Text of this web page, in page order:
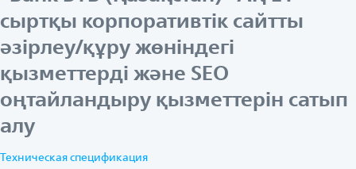
сыртқы корпоративтік сайтты
әзірлеу/құру жөніндегі
қызметтерді және SEO
оңтайландыру қызметтерін сатып
алу
Техническая спецификация